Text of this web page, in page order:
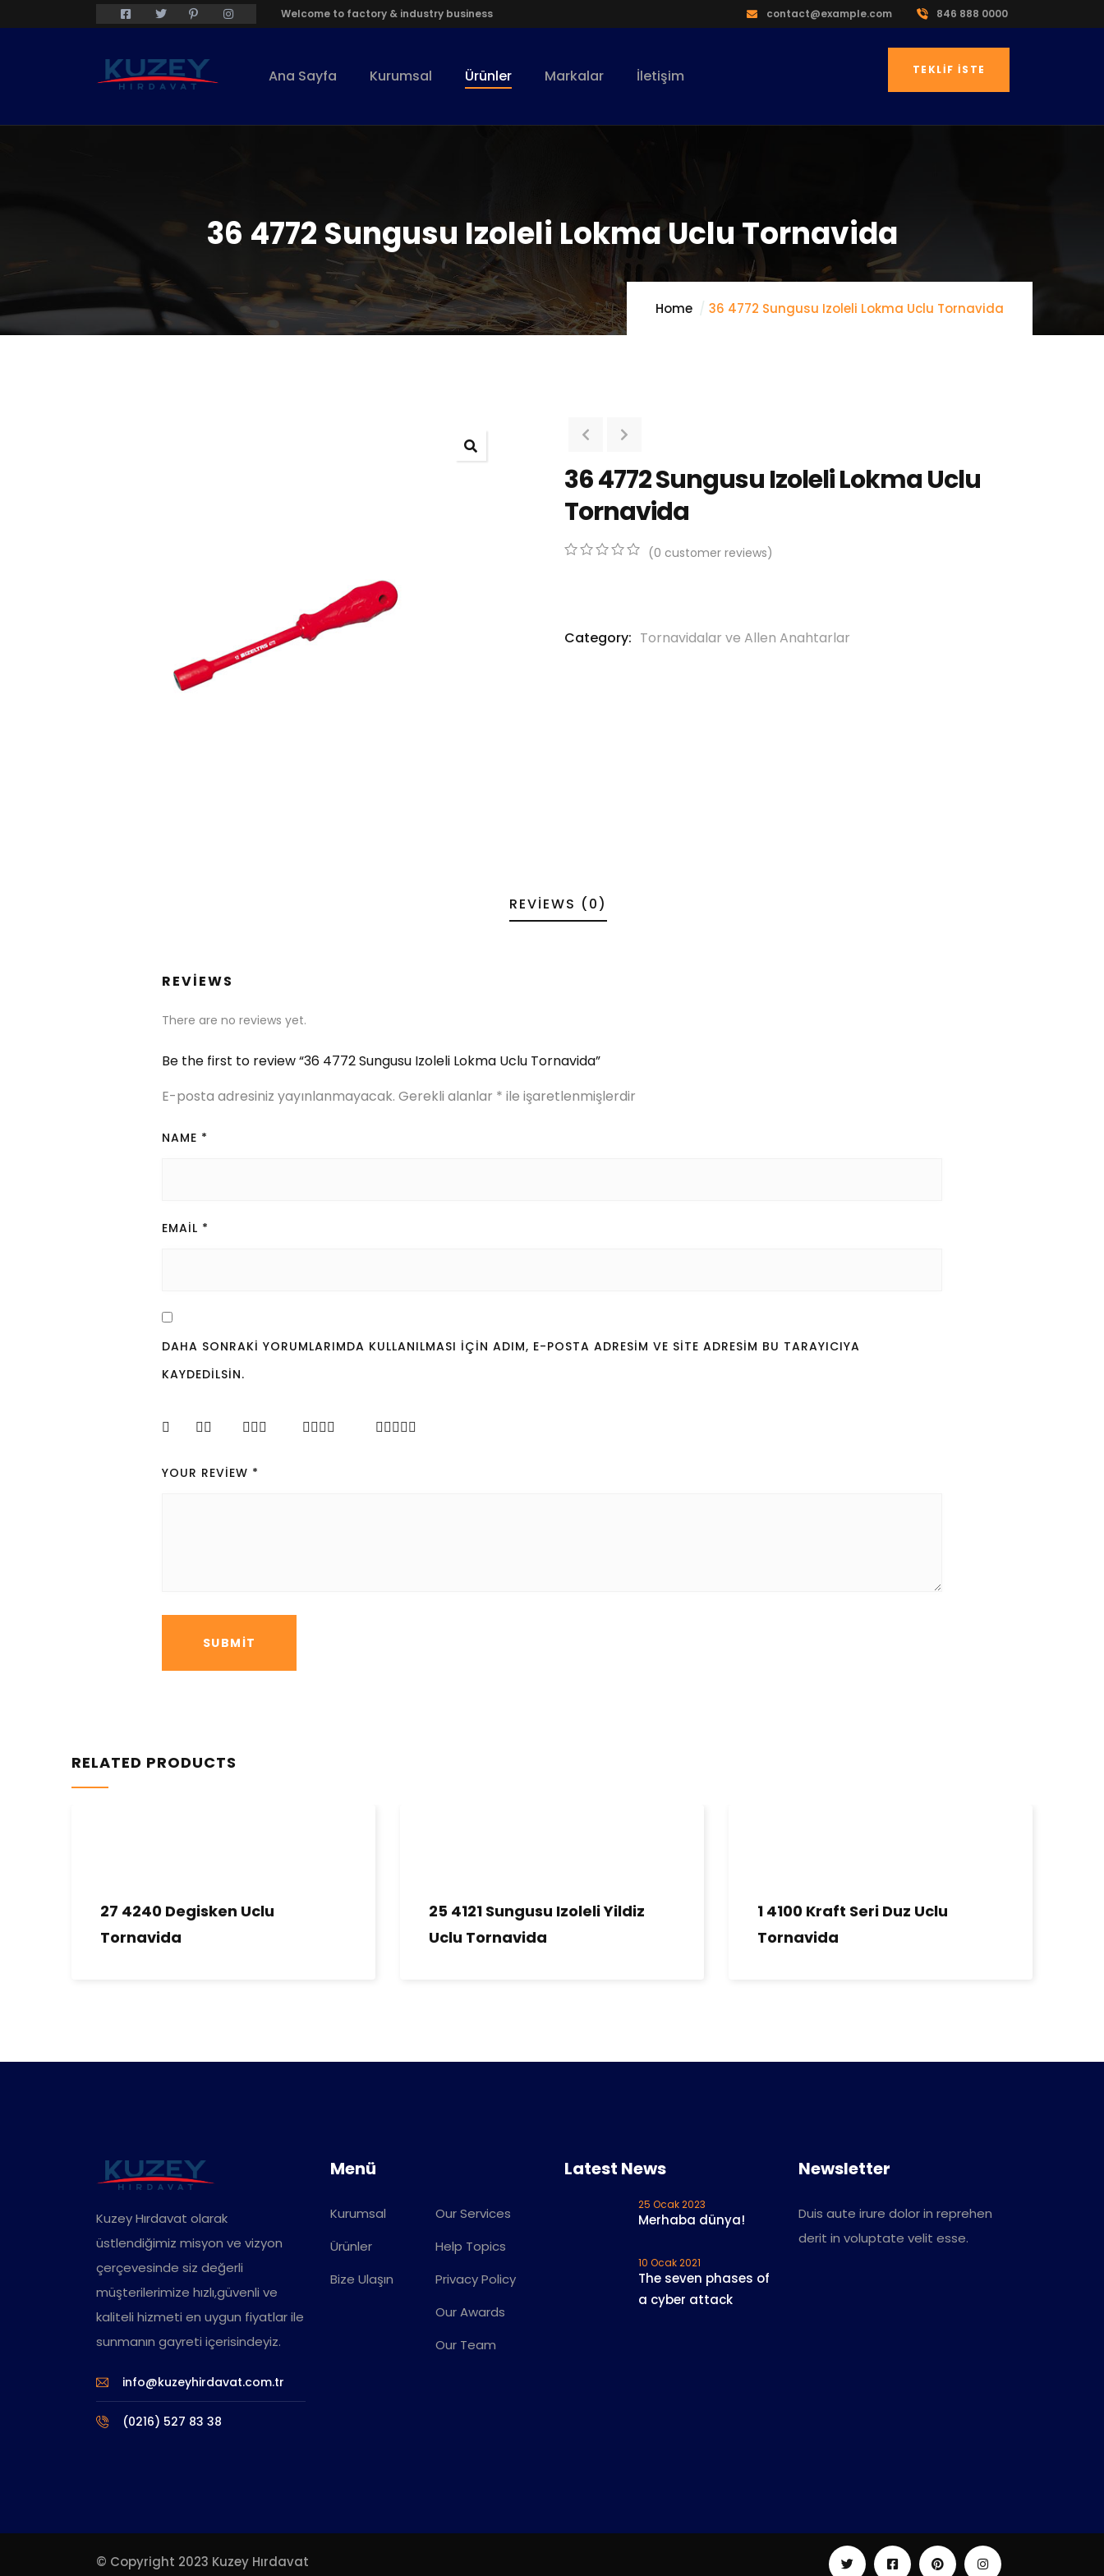
Welcome to factory & industry business contact@example.com 846 888 0000
Ana Sayfa Kurumsal Ürünler Markalar İletişim TEKLIF İSTE
36 4772 Sungusu Izoleli Lokma Uclu Tornavida
Home 36 4772 Sungusu Izoleli Lokma Uclu Tornavida
36 4772 Sungusu Izoleli Lokma Uclu
Tornavida
customer
(0 customer reviews)
Category: Tornavidalar ve Allen Anahtarlar
REVIEWS (0)
REVIEWS
There are no reviews yet.
Be the first to review “36 4772 Sungusu Izoleli Lokma Uclu Tornavida”
E-posta adresiniz yayınlanmayacak. Gerekli alanlar * ile işaretlenmişlerdir
NAME *
EMAIL *
DAHA SONRAKI YORUMLARIMDA KULLANILMASI IÇIN ADIM, E-POSTA ADRESIM VE SITE ADRESIM BU TARAYICIYA
KAYDEDILSIN.
YOUR REVIEW *
RELATED PRODUCTS
27 4240 Degisken Uclu
Tornavida
25 4121 Sungusu Izoleli Yildiz
Uclu Tornavida
1 4100 Kraft Seri Duz Uclu
Tornavida
Kuzey Hırdavat olarak
üstlendiğimiz misyon ve vizyon
çerçevesinde siz değerli
müşterilerimize hızlı,güvenli ve
kaliteli hizmeti en uygun fiyatlar ile
sunmanın gayreti içerisindeyiz.
info@kuzeyhirdavat.com.tr
(0216) 527 83 38
Menü
Kurumsal
Ürünler
Bize Ulaşın
Our Services
Help Topics
Privacy Policy
Our Awards
Our Team
Latest News
25 Ocak 2023
Merhaba dünya!
10 Ocak 2021
The seven phases of
a cyber attack
Newsletter
Duis aute irure dolor in reprehen
derit in voluptate velit esse.
© Copyright 2023 Kuzey Hırdavat